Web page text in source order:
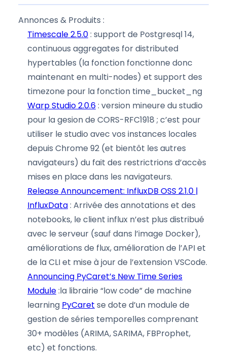
Annonces & Produits :
Timescale 2.5.0: support de Postgresql 14,
continuous aggregates for distributed
hypertables (la fonction fonctionne donc
maintenant en multi-nodes) et support des
timezone pour la fonction time_bucket_ng
Warp Studio 2.0.6: version mineure du studio
pour la gesion de CORS-RFC1918 ; c’est pour
utiliser le studio avec vos instances locales
depuis Chrome 92 (et bientôt les autres
navigateurs) du fait des restrictrions d’accès
mises en place dans les navigateurs.
Release Announcement: InfluxDB OSS 2.1.0 |
InfluxData: Arrivée des annotations et des
notebooks, le client influx n’est plus distribué
avec le serveur (sauf dans l’image Docker),
améliorations de flux, amélioration de l’API et
de la CLI et mise à jour de l’extension VSCode.
Announcing PyCaret’s New Time Series
Module:la librairie “low code” de machine
learning PyCaret se dote d’un module de
gestion de séries temporelles comprenant
30+ modèles (ARIMA, SARIMA, FBProphet,
etc) et fonctions.